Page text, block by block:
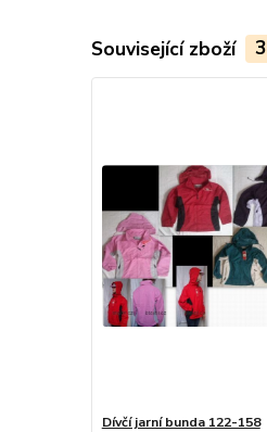
Související zboží 3
Dívčí jarní bunda 122-158